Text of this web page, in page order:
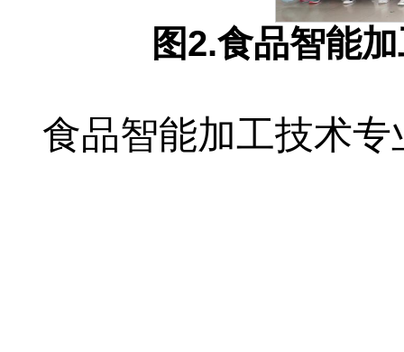
图2.食品智能
食品智能加工技术